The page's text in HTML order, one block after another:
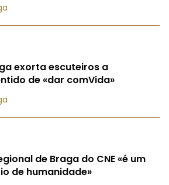
exorta escuteiros a
de «dar comVida»
de Braga do CNE «é um
de humanidade»